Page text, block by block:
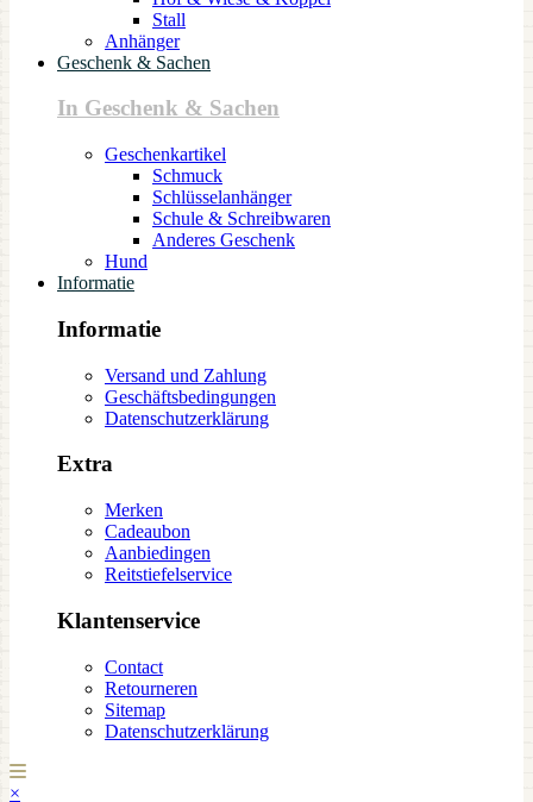
Stall
Anhänger
Geschenk & Sachen
In Geschenk & Sachen
Geschenkartikel
Schmuck
Schlüsselanhänger
Schule & Schreibwaren
Anderes Geschenk
Hund
Informatie
Informatie
Versand und Zahlung
Geschäftsbedingungen
Datenschutzerklärung
Extra
Merken
Cadeaubon
Aanbiedingen
Reitstiefelservice
Klantenservice
Contact
Retourneren
Sitemap
Datenschutzerklärung
×